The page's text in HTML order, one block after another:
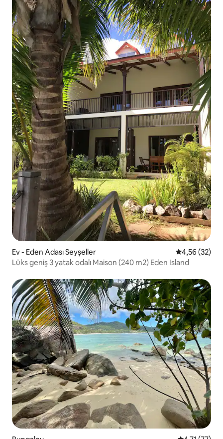
Ev - Eden Adası Seyşeller 5 üzerinden
4,56 (32)
Lüks geniş 3 yatak odalı Maison (240 m2) Eden Island